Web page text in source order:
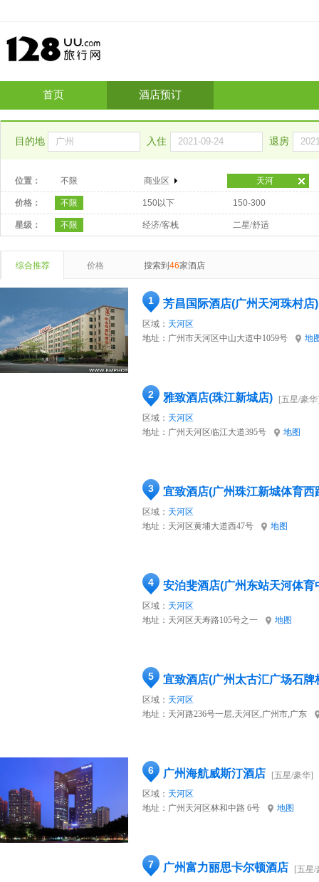
首页 酒店预订
目的地 入住 退房
位置： 不限 商业区 天河
价格： 不限 150以下 150-300
星级： 不限 经济/客栈 二星/舒适
综合推荐 价格 搜索到 46家酒店
1 芳昌国际酒店(广州天河珠村店)
区域： 天河区
地址： 广州市天河区中山大道中1059号 地
2 雅致酒店(珠江新城店)
[五星/豪
区域： 天河区
地址： 广州天河区临江大道395号 地图
3 宜致酒店(广州珠江新城体育西
区域： 天河区
地址： 天河区黄埔大道西47号 地图
4 安泊斐酒店(广州东站天河体育
区域： 天河区
地址： 天河区天寿路105号之一 地图
5 宜致酒店(广州太古汇广场石牌
区域： 天河区
地址： 天河路236号一层,天河区,广州市,广东
6 广州海航威斯汀酒店
[五星/豪华]
区域： 天河区
地址： 广州天河区林和中路 6号 地图
7 广州富力丽思卡尔顿酒店
[五星/